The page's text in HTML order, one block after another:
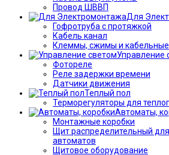
Провод ШВВП
Для
Гофротруба с протяжкой
Кабель канал
Клеммы, сжимы и кабельные
Управление
Фотореле
Реле задержки времени
Датчики движения
Теплый пол
Терморегуляторы для
Автоматы,
Монтажные коробки
Щит распределительный
автоматов
Щитовое оборудование